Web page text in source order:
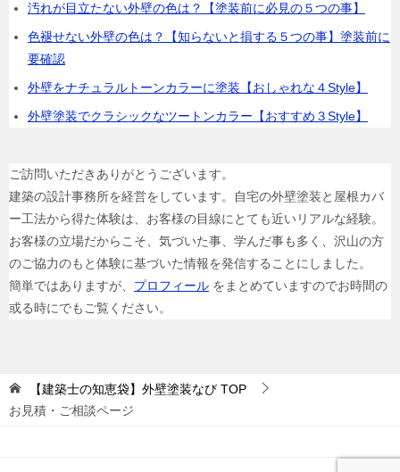
汚れが目立たない外壁の色は？【塗装前に必見の５つの事】
色褪せない外壁の色は？【知らないと損する５つの事】塗装前に
要確認
外壁をナチュラルトーンカラーに塗装【おしゃれな４Style】
外壁塗装でクラシックなツートンカラー【おすすめ３Style】
ご訪問いただきありがとうございます。
建築の設計事務所を経営をしています。自宅の外壁塗装と屋根カバ
ー工法から得た体験は、お客様の目線にとても近いリアルな経験。
お客様の立場だからこそ、気づいた事、学んだ事も多く、沢山の方
のご協力のもと体験に基づいた情報を発信することにしました。
簡単ではありますが、 プロフィール をまとめていますのでお時間の
或る時にでもご覧ください。
【建築士の知恵袋】外壁塗装なび TOP
お見積・ご相談ページ